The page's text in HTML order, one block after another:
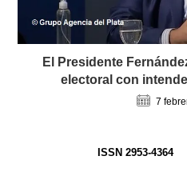
El Presidente
electoral con
7
ISSN 2953-4364